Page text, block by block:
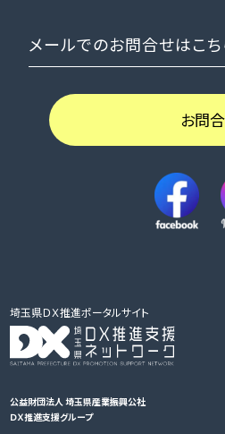
メールでのお問合せはこち
お問
埼玉県ＤＸ推進ポータルサイト
公益財団法人 埼玉県産業振興公社
ＤＸ推進支援グループ